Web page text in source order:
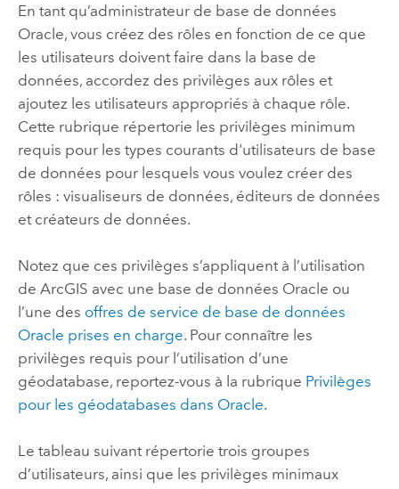
En tant qu’administrateur de base de données
Oracle, vous créez des rôles en fonction de ce que
les utilisateurs doivent faire dans la base de
données, accordez des privilèges aux rôles et
ajoutez les utilisateurs appropriés à chaque rôle.
Cette rubrique répertorie les privilèges minimum
requis pour les types courants d'utilisateurs de base
de données pour lesquels vous voulez créer des
rôles : visualiseurs de données, éditeurs de données
et créateurs de données.
Notez que ces privilèges s’appliquent à l’utilisation
de ArcGIS avec une base de données Oracle ou
l’une des offres de service de base de données
Oracle prises en charge. Pour connaître les
privilèges requis pour l’utilisation d’une
géodatabase, reportez-vous à la rubrique Privilèges
pour les géodatabases dans Oracle.
Le tableau suivant répertorie trois groupes
d’utilisateurs, ainsi que les privilèges minimaux